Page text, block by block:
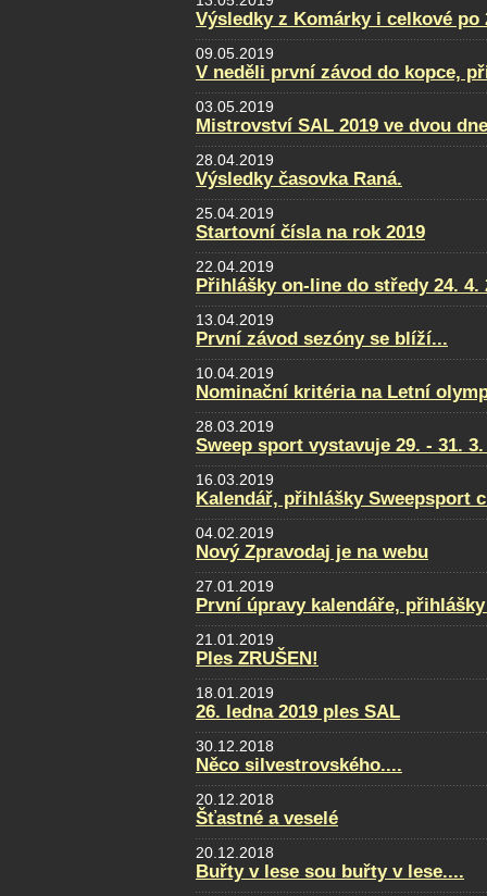
Výsledky z Komárky i celkové po
09.05.2019
V neděli první závod do kopce,
03.05.2019
Mistrovství SAL 2019 ve dvou
28.04.2019
Výsledky časovka Raná.
25.04.2019
Startovní čísla na rok 2019
22.04.2019
Přihlášky on-line do středy 24. 4.
13.04.2019
První závod sezóny se blíží...
10.04.2019
Nominační kritéria na Letní
28.03.2019
Sweep sport vystavuje 29. - 31.
16.03.2019
Kalendář, přihlášky Sweepsport
04.02.2019
Nový Zpravodaj je na webu
27.01.2019
První úpravy kalendáře, přihlášky
21.01.2019
Ples ZRUŠEN!
18.01.2019
26. ledna 2019 ples SAL
30.12.2018
Něco silvestrovského....
20.12.2018
Šťastné a veselé
20.12.2018
Buřty v lese sou buřty v lese....